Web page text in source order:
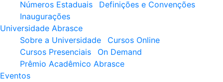
Números Estaduais
Definições e Convenções
Inaugurações
Universidade Abrasce
Sobre a Universidade
Cursos Online
Cursos Presenciais
On Demand
Prêmio Acadêmico Abrasce
Eventos